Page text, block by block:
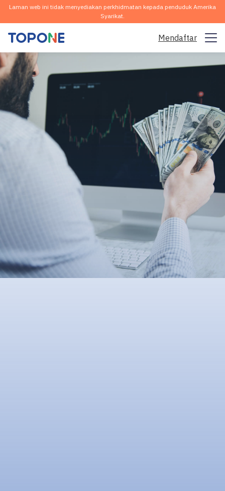
Laman web ini tidak menyediakan perkhidmatan kepada penduduk Amerika
Syarikat.
Mendaftar
Pasaran Dagangan
Platform
Komuniti
Analisis & Pembelajaran
Muat turun Aplikasi
Trader Affiliates